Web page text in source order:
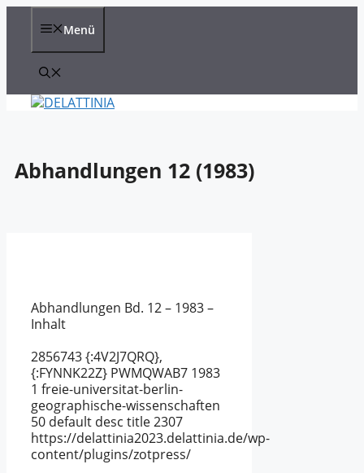
Zum
Menü
Abhandlungen 12 (1983)
Abhandlungen Bd. 12 – 1983 –
Inhalt
2856743{:4V2J7QRQ},
{:FYNNK22Z} PWMQWAB7 1983
1 freie-universitat-berlin-
geographische-wissenschaften
50 default desc title2307
https://delattinia2023.delattinia.de/wp-
content/plugins/zotpress/